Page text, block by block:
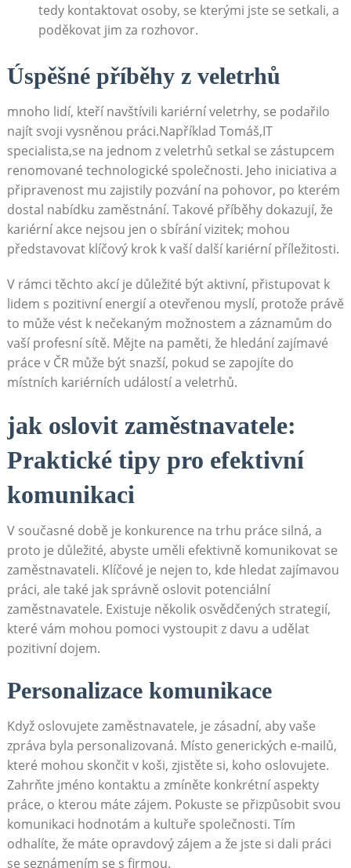
tedy kontaktovat osoby, se kterými jste ⁤se setkali, a ​
poděkovat ‍jim za rozhovor.
Úspěšné příběhy z veletrhů
mnoho lidí, kteří navštívili kariérní veletrhy, se podařilo
najít svoji vysněnou práci.Například Tomáš,IT
specialista,se na jednom z veletrhů setkal se​ zástupcem
renomované technologické společnosti. Jeho iniciativa a
připravenost mu zajistily ‌pozvání na pohovor, po kterém
dostal nabídku zaměstnání. ⁣Takové příběhy dokazují, že ​
kariérní akce nejsou jen o sbírání‍ vizitek;⁢ mohou
představovat klíčový krok k vaší další kariérní příležitosti.
V rámci těchto akcí je ‍důležité ⁣být aktivní, přistupovat k
lidem s pozitivní energií ⁣a otevřenou myslí, protože právě
to může vést ⁤k ⁣nečekaným možnostem a záznamům do⁣
vaší profesní sítě. Mějte na paměti, že hledání zajímavé
práce v ČR‌ může být snazší, pokud se zapojíte‌ do
místních kariérních⁢ událostí a veletrhů.
jak ​oslovit zaměstnavatele:
Praktické tipy pro efektivní
komunikaci
V současné době je konkurence na trhu práce silná, a
proto je důležité, abyste uměli efektivně komunikovat se
zaměstnavateli. Klíčové je nejen to, kde hledat zajímavou
práci, ale také jak správně oslovit potenciální⁤
zaměstnavatele. Existuje několik ‌osvědčených⁤ strategií,
které vám mohou pomoci vystoupit z davu‍ a ⁣udělat
pozitivní dojem.
Personalizace komunikace
Když oslovujete​ zaměstnavatele, je zásadní, aby⁣ vaše
zpráva byla personalizovaná. Místo generických e-mailů,
které mohou skončit v koši, zjistěte si, koho oslovujete.
Zahrňte jméno kontaktu a zmíněte​ konkrétní ⁢aspekty
⁢práce, o ‌kterou máte zájem.⁣ Pokuste ‍se přizpůsobit svou
komunikaci hodnotám a kultuře společnosti. Tím
odhalíte,‍ že ​máte opravdový zájem a ‌že jste si ⁣dali práci‍
se seznámením se s firmou.